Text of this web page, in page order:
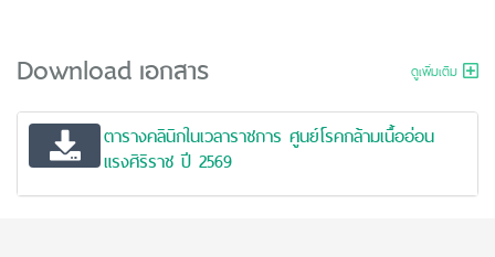
Download เอกสาร ดูเพิ่มเติม
ตารางคลินิกในเวลาราชการ ศูนย์โรคกล้ามเนื้ออ่อน
แรงศิริราช ปี 2569